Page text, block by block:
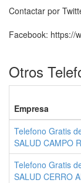
Contactar por
Facebook: https://
Otros
Empresa
Telefono Gratis
SALUD CAMPO
Telefono Gratis
SALUD CERRO